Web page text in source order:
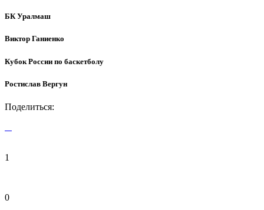
БК Уралмаш
Виктор Ганиенко
Кубок России по баскетболу
Ростислав Вергун
Поделиться:
1
0